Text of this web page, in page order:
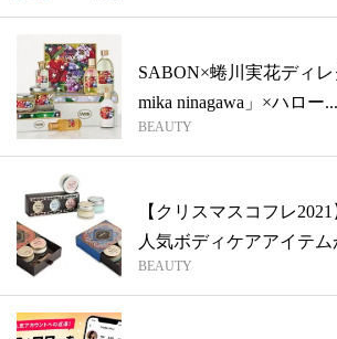
SABON×蜷川実花ディ
mika ninagawa」×ハロー...
BEAUTY
【クリスマスコフレ
人気ボディケアアイテ
BEAUTY